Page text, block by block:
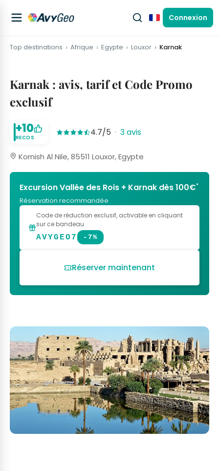
FrançaisConnexion
Top destinations Afrique Egypte Louxor Karnak
Karnak : avis, tarif et Code Promo
exclusif
+10
RECOS 4.7/5 · 3 avis
Kornish Al Nile, 85511 Louxor, Egypte
Excursion Vallée des Rois + Karnak dès 100€*
Réservation recommandée
Code de réduction exclusif, activable en cliquant
sur ce bandeau
AVYGEO7 -7%
Réserver maintenant